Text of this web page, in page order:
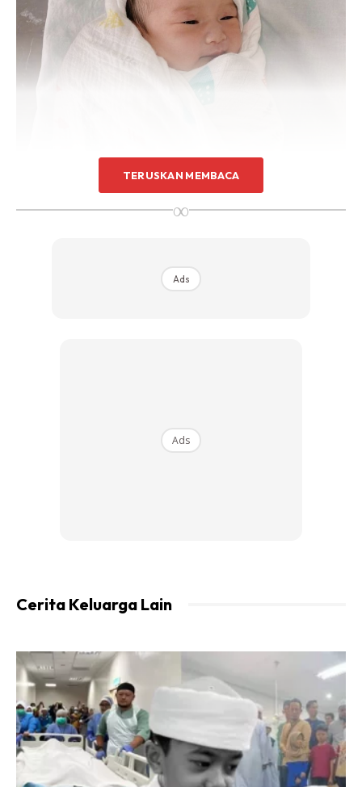
“Assalamualaikum Semua My Name is Hannah Jasmine. I’m
Menurut Didie lagi, cucu ketiganya itu diberi nama Hannah
Jasmine. Dia merupakan zuriat kelahiran pertama anak
perempuan keduanya, Nur Dinie Ridzuan Hashim.
TERUSKAN MEMBACA
∞
Ads
Ads
Cerita Keluarga Lain